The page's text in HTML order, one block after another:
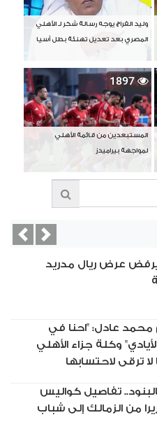
وليد الفراج يوجه رسالة شكر لـ الأهلي
المصري بعد تعديل تهنئة بطل آسيا
1897
المستبعدين من قائمة الأهلي
لمواجهة بيراميدز
عرض ريال مدريد
عادل: "احنا في
وكلة جزاء الأهلي
ترقى لاحتسابها
تفاصيل كواليس
من الزمالك إلى شباب
Next